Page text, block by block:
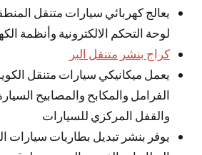
يعالج كهربائي سيارات متنقل
لوحة التحكم الالكترونية وأنظمة
كراج بنشر متنقل البر
يعمل ميكانيكي سيارات متنقل
الفرامل والمكابح والمصابيح
والقفل المركزي للسيارات
يوفر بنشر تبديل بطاريات سيارات